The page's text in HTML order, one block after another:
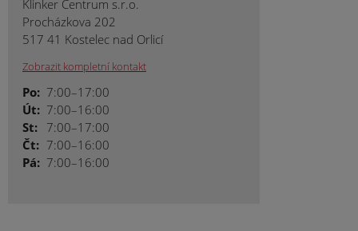
Klinker Centrum s.r.o.
Procházkova 202
517 41 Kostelec nad Orlicí
Zobrazit kompletní kontakt
Po: 7:00–17:00
Út: 7:00–16:00
St: 7:00–17:00
Čt: 7:00–16:00
Pá: 7:00–16:00